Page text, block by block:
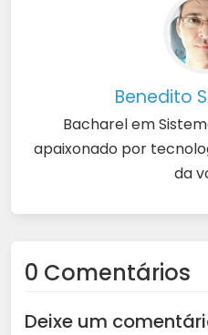
Benedito
Bacharel em
apaixonado por
da
0 Comentários
Deixe um